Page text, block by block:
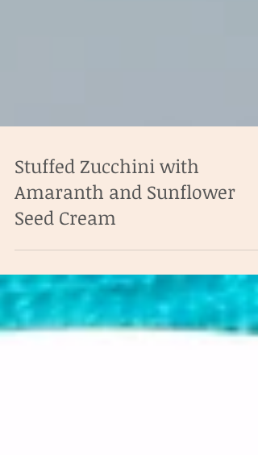
Stuffed Zucchini with
Amaranth and Sunflower
Seed Cream